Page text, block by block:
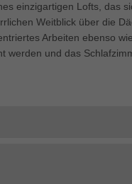
einzigartigen Lofts, das
Weitblick über die
Arbeiten ebenso
werden und das
Cookies ermöglichen
der Website erforderlich.